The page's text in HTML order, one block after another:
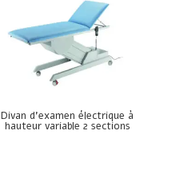
Divan d’examen électrique à
hauteur variable 2 sections